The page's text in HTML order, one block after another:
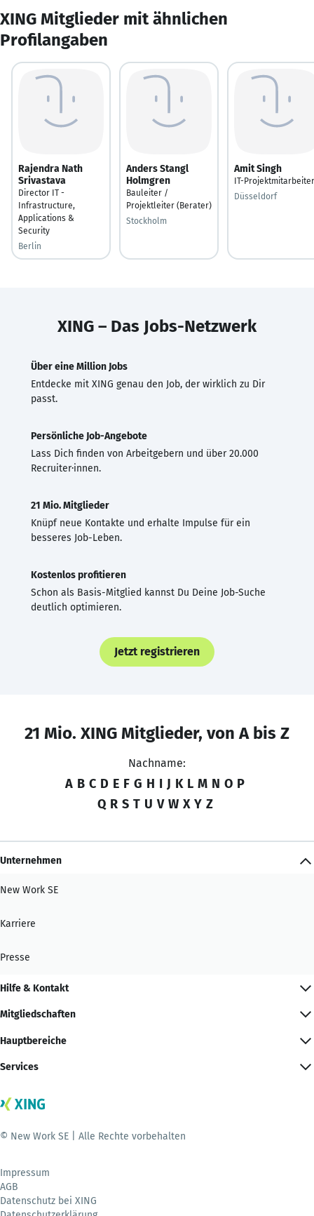
XING Mitglieder mit ähnlichen
Profilangaben
Rajendra Nath
Srivastava
Director IT -
Infrastructure,
Applications &
Security
Berlin
Anders Stangl
Holmgren
Bauleiter /
Projektleiter (Berater)
Stockholm
Amit Singh
IT-Projektmitarbeiter
Düsseldorf
XING – Das Jobs-Netzwerk
Über eine Million Jobs
Entdecke mit XING genau den Job, der wirklich zu Dir
passt.
Persönliche Job-Angebote
Lass Dich finden von Arbeitgebern und über 20.000
Recruiter·innen.
21 Mio. Mitglieder
Knüpf neue Kontakte und erhalte Impulse für ein
besseres Job-Leben.
Kostenlos profitieren
Schon als Basis-Mitglied kannst Du Deine Job-Suche
deutlich optimieren.
Jetzt registrieren
21 Mio. XING Mitglieder, von A bis Z
Nachname:
A B C D E F G H I J K L M N O P
Q R S T U V W X Y Z
Unternehmen
New Work SE
Karriere
Presse
Hilfe & Kontakt
Mitgliedschaften
Hauptbereiche
Services
© New Work SE | Alle Rechte vorbehalten
Impressum
AGB
Datenschutz bei XING